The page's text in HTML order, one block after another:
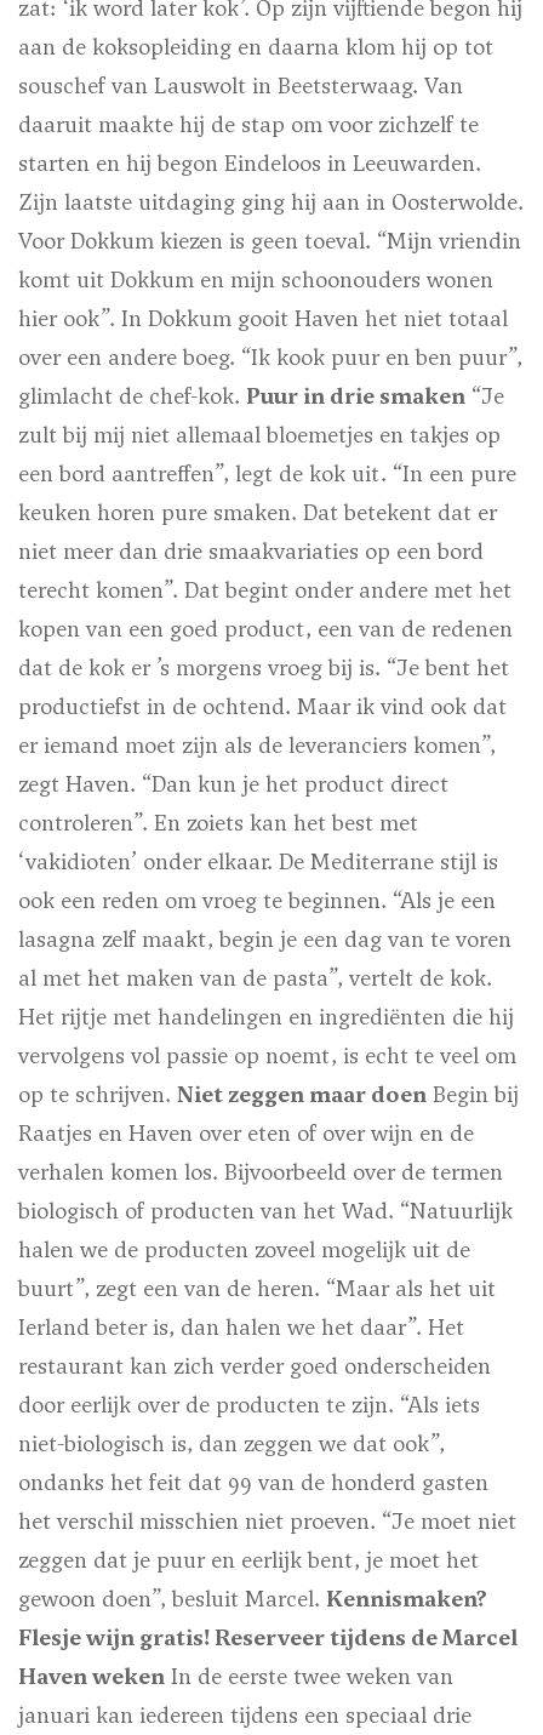
zat: ‘ik word later kok’. Op zijn vijftiende begon hij
aan de koksopleiding en daarna klom hij op tot
souschef van Lauswolt in Beetsterwaag. Van
daaruit maakte hij de stap om voor zichzelf te
starten en hij begon Eindeloos in Leeuwarden.
Zijn laatste uitdaging ging hij aan in Oosterwolde.
Voor Dokkum kiezen is geen toeval. “Mijn vriendin
komt uit Dokkum en mijn schoonouders wonen
hier ook”. In Dokkum gooit Haven het niet totaal
over een andere boeg. “Ik kook puur en ben puur”,
glimlacht de chef-kok. Puur in drie smaken “Je
zult bij mij niet allemaal bloemetjes en takjes op
een bord aantreffen”, legt de kok uit. “In een pure
keuken horen pure smaken. Dat betekent dat er
niet meer dan drie smaakvariaties op een bord
terecht komen”. Dat begint onder andere met het
kopen van een goed product, een van de redenen
dat de kok er ’s morgens vroeg bij is. “Je bent het
productiefst in de ochtend. Maar ik vind ook dat
er iemand moet zijn als de leveranciers komen”,
zegt Haven. “Dan kun je het product direct
controleren”. En zoiets kan het best met
‘vakidioten’ onder elkaar. De Mediterrane stijl is
ook een reden om vroeg te beginnen. “Als je een
lasagna zelf maakt, begin je een dag van te voren
al met het maken van de pasta”, vertelt de kok.
Het rijtje met handelingen en ingrediënten die hij
vervolgens vol passie op noemt, is echt te veel om
op te schrijven. Niet zeggen maar doen Begin bij
Raatjes en Haven over eten of over wijn en de
verhalen komen los. Bijvoorbeeld over de termen
biologisch of producten van het Wad. “Natuurlijk
halen we de producten zoveel mogelijk uit de
buurt”, zegt een van de heren. “Maar als het uit
Ierland beter is, dan halen we het daar”. Het
restaurant kan zich verder goed onderscheiden
door eerlijk over de producten te zijn. “Als iets
niet-biologisch is, dan zeggen we dat ook”,
ondanks het feit dat 99 van de honderd gasten
het verschil misschien niet proeven. “Je moet niet
zeggen dat je puur en eerlijk bent, je moet het
gewoon doen”, besluit Marcel. Kennismaken?
Flesje wijn gratis! Reserveer tijdens de Marcel
Haven weken In de eerste twee weken van
januari kan iedereen tijdens een speciaal drie